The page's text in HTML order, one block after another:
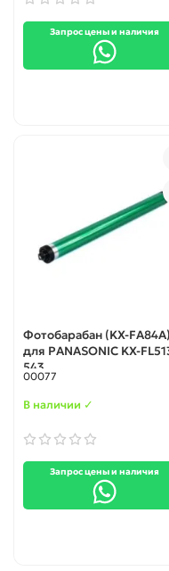
Запрос цены и наличия
Фотобарабан (KX-FA84A)
для PANASONIC KX-
543
00077
В наличии ✓
Запрос цены и наличия